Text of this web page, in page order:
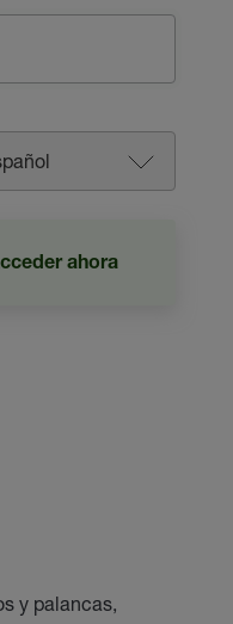
ahora
y palancas,